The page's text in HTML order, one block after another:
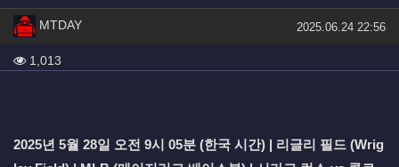
작성자 정보
MTDAY작성 작성일
2025.06.24 22:56
컨텐츠 정보
1,013
2025년 5월 28일 오전 9시 05분 (한국 시간) | 리글리 필드 (Wrig